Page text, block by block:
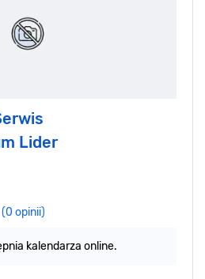
Lider
(0 opinii)
kalendarza online.